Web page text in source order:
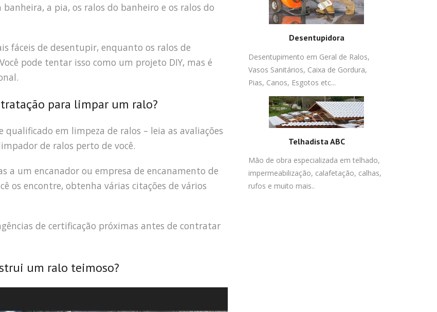
a pia, os ralos do banheiro e os ralos do
fáceis de desentupir, enquanto os ralos de
pode tentar isso como um projeto DIY, mas é
para limpar um ralo?
em limpeza de ralos – leia as avaliações
de ralos perto de você.
a um encanador ou empresa de encanamento de
os encontre, obtenha várias citações de vários
de certificação próximas antes de contratar
um ralo teimoso?
Desentupidora
Desentupimento em Geral de Ralos,
Vasos Sanitários, Caixa de Gordura,
Pias, Canos, Esgotos etc...
Telhadista ABC
Mão de obra especializada em telhado,
impermeabilização, calafetação, calhas,
rufos e muito mais..